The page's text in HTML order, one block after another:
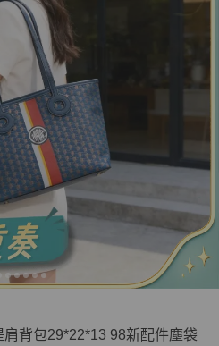
背包29*22*13 98新配件塵袋